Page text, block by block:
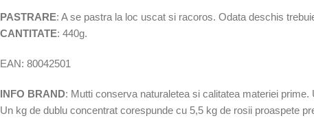
PASTRARE: A se pastra la loc uscat si racoros. Odata deschis
CANTITATE: 440g.
EAN: 80042501
INFO BRAND: Mutti conserva naturaletea si calitatea materiei
Un kg de dublu concentrat corespunde cu 5,5 kg de rosii proaspete